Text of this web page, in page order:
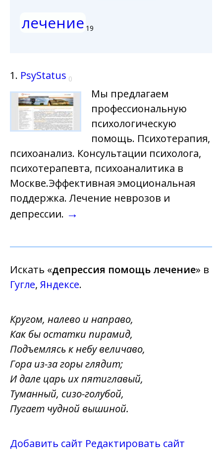
лечение 19
1. PsyStatus 0
Мы предлагаем
профессиональную
психологическую
помощь. Психотерапия,
психоанализ. Консультации психолога,
психотерапевта, психоаналитика в
Москве.Эффективная эмоциональная
поддержка. Лечение неврозов и
депрессии. →
Искать «депрессия помощь лечение» в
Гугле, Яндексе.
Кругом, налево и направо,
Как бы остатки пирамид,
Подъемлясь к небу величаво,
Гора из-за горы глядит;
И дале царь их пятиглавый,
Туманный, сизо-голубой,
Пугает чудной вышиной.
Добавить сайт Редактировать сайт